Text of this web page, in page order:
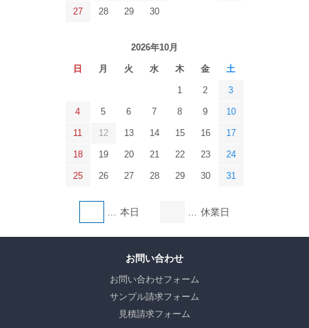
27 28 29 30
2026年10月
日 月 火 水 木 金 土
1 2 3
4 5 6 7 8 9 10
11 12 13 14 15 16 17
18 19 20 21 22 23 24
25 26 27 28 29 30 31
本日 休業日
お問い合わせ
お問い合わせフォーム
サンプル請求フォーム
見積請求フォーム